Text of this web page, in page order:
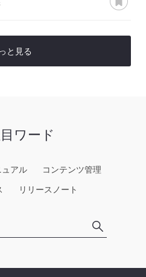
と見る
ワード
ュアル
コンテンツ管理
リリースノート